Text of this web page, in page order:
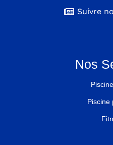
Suivre
Nos
Piscine